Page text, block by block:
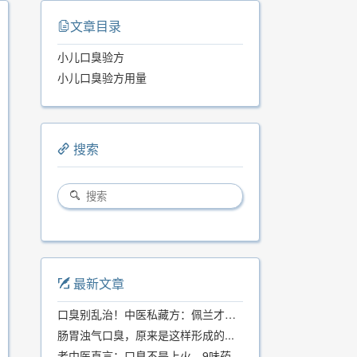
文章目录
小儿口臭验方
小儿口臭验方用量
搜索
最新文章
口臭别乱治！中医私藏方：佩兰才是口气克星，喝一周就清爽
肠胃浊气口臭，原来是这样形成的...